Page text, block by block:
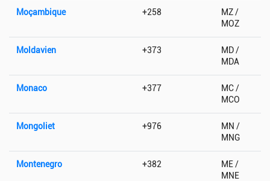
Moçambique +258
MZ /
MOZ
Moldavien +373
MD /
MDA
Monaco +377
MC /
MCO
Mongoliet +976
MN /
MNG
Montenegro +382
ME /
MNE